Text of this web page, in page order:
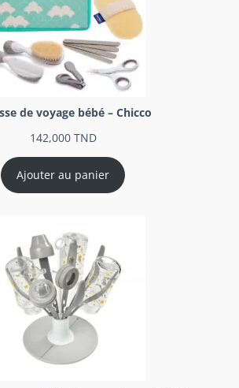
de voyage bébé – Chicco
142,000 TND
Ajouter au panier